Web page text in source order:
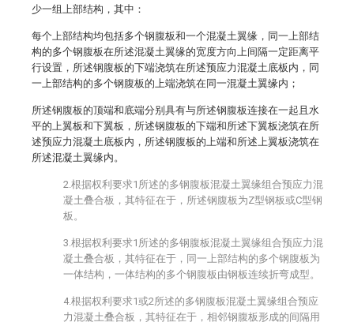
少一组上部结构，其中：
每个上部结构均包括多个钢腹板和一个混凝土翼缘，同一上部结
构的多个钢腹板在所述混凝土翼缘的宽度方向上间隔一定距离平
行设置，所述钢腹板的下端浇筑在所述预应力混凝土底板内，同
一上部结构的多个钢腹板的上端浇筑在同一混凝土翼缘内；
所述钢腹板的顶端和底端分别具有与所述钢腹板连接在一起且水
平的上翼板和下翼板，所述钢腹板的下端和所述下翼板浇筑在所
述预应力混凝土底板内，所述钢腹板的上端和所述上翼板浇筑在
所述混凝土翼缘内。
2.根据权利要求1所述的多钢腹板混凝土翼缘组合预应力混
凝土叠合板，其特征在于，所述钢腹板为Z型钢板或C型钢
板。
3.根据权利要求1所述的多钢腹板混凝土翼缘组合预应力混
凝土叠合板，其特征在于，同一上部结构的多个钢腹板为
一体结构，一体结构的多个钢腹板由钢板连续折弯成型。
4.根据权利要求1或2所述的多钢腹板混凝土翼缘组合预应
力混凝土叠合板，其特征在于，相邻钢腹板形成的间隔用